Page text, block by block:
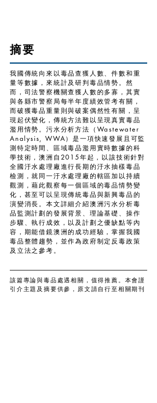
摘要
我國傳統向來以毒品查獲人數、件數和重
量等數據，來統計及研判毒品情勢。然
而，司法警察機關查獲人數的多寡，其實
與各縣市警察局每半年度績效管考有關，
而破獲毒品重量則與破案偶然性有關，呈
現起伏變化，傳統方法難以呈現真實毒品
濫用情勢。污水分析方法（Wastewater
Analysis, WWA）是一項快速發展且可監
測特定時間、區域毒品濫用實時數據的科
學技術，澳洲自2015年起，以該技術針對
全國汙水處理廠進行長期的汙水抽樣毒品
檢測，就同一汙水處理廠的轄區加以持續
觀測，藉此觀察每一個區域的毒品情勢變
化，甚至可以呈現傳統毒品與新興毒品的
演變消長。本文詳細介紹澳洲污水分析毒
品監測計劃的發展背景、理論基礎、操作
步驟、執行成效，以及計劃之優缺點等內
容，期能借鏡澳洲的成功經驗，掌握我國
毒品整體趨勢，並作為政府制定反毒政策
及立法之參考。
該篇專論與毒品處遇相關，值得推薦。本會謹
引介主題及摘要供參，原文請自行至相關期刊